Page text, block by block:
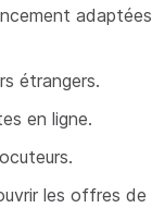
adaptées
étrangers.
en ligne.
les offres de